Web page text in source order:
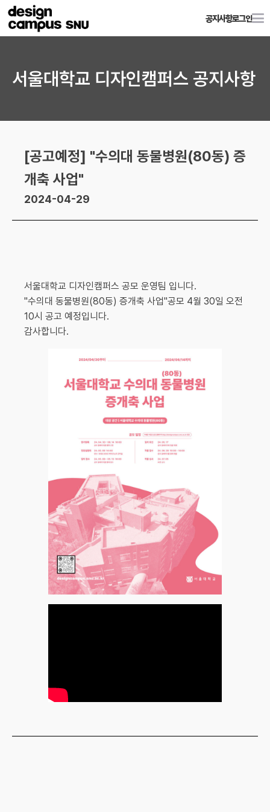
공지사항로그인
서울대학교 디자인캠퍼스 공지사항
[공고예정] "수의대 동물병원(80동) 증
개축 사업"
2024-04-29
서울대학교 디자인캠퍼스 공모 운영팀 입니다.
"수의대 동물병원(80동) 증개축 사업"공모 4월 30일 오전
10시 공고 예정입니다.
감사합니다.